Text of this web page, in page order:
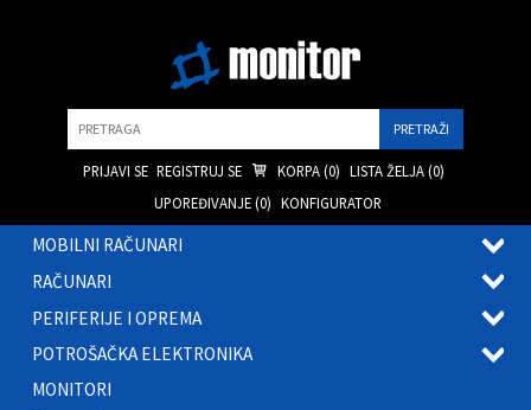
PRIJAVI SE REGISTRUJ SE KORPA (0) LISTA ŽELJA (0)
UPOREĐIVANJE (0) KONFIGURATOR
MOBILNI RAČUNARI
RAČUNARI
PERIFERIJE I OPREMA
POTROŠAČKA ELEKTRONIKA
MONITORI